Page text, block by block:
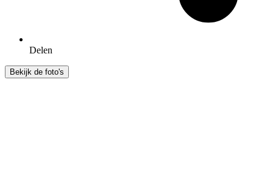
Delen
Bekijk de foto's